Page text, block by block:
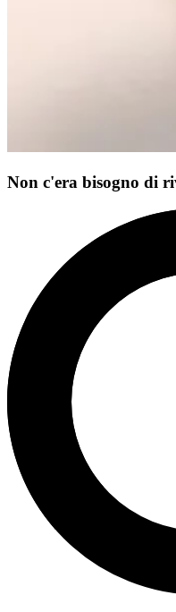
Non c'era bisogno di